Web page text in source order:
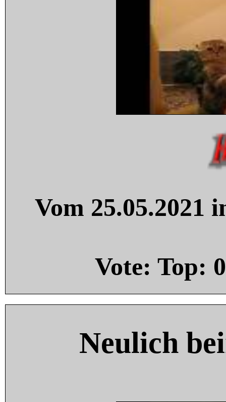
Vom 25.05.2021
Vote: Top: 0
Neulich